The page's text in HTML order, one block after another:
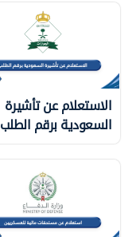
الاستعلام عن تأشيرة
السعودية برقم الطلب